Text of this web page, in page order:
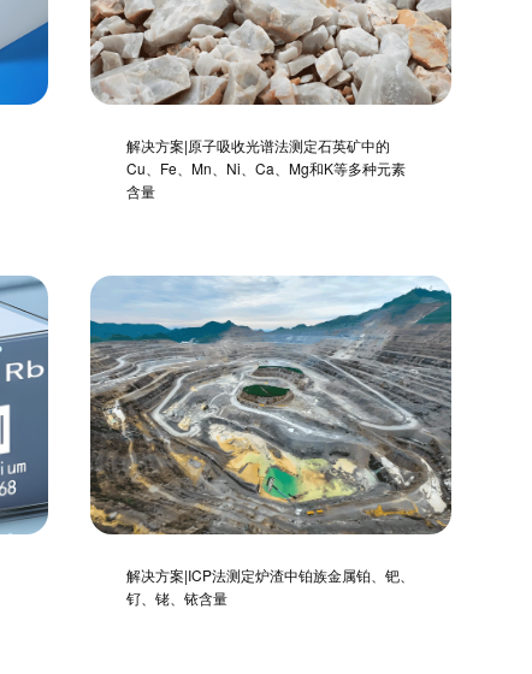
解决方案|原子吸收光谱法测定石英矿中的
Cu、Fe、Mn、Ni、Ca、Mg和K等多种元素
含量
解决方案|ICP法测定炉渣中铂族金属铂、钯、
钌、铑、铱含量